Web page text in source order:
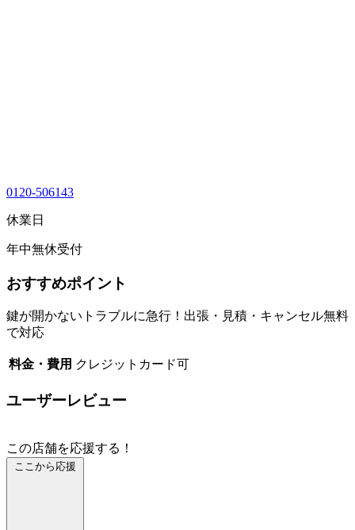
0120-506143
休業日
年中無休受付
おすすめポイント
鍵が開かないトラブルに急行！出張・見積・キャンセル無料
で対応
料金・費用 クレジットカード可
ユーザーレビュー
この店舗を応援する！
ここから応援